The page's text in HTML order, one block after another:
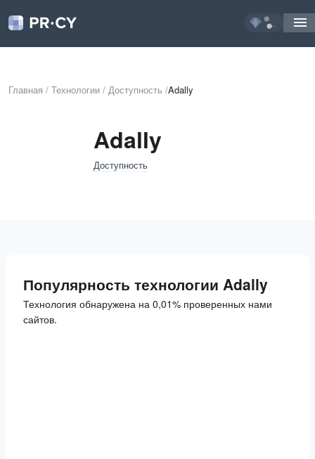
...
Главная / Технологии / Доступность /Adally
Adally
Доступность
Популярность технологии Adally
Технология обнаружена на 0,01% проверенных нами
сайтов.